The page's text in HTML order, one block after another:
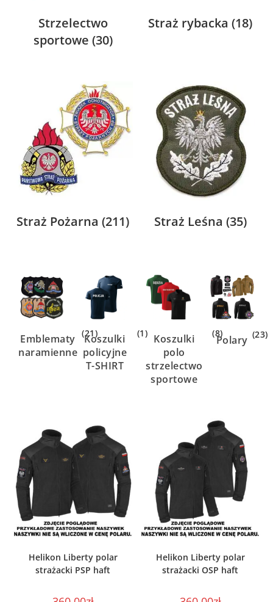
Strzelectwo
sportowe (30)
Straż rybacka (18)
Straż Pożarna (211) Straż Leśna (35)
Emblematy
naramienne
(21)
Koszulki
policyjne
T-SHIRT
(1) Koszulki
polo
strzelectwo
sportowe
(8)
Polary (23)
Helikon Liberty polar
strażacki PSP haft
Helikon Liberty polar
strażacki OSP haft